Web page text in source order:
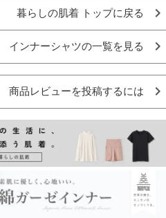
暮らしの肌着 トップに戻る
インナーシャツの一覧を見る
商品レビューを投稿するには